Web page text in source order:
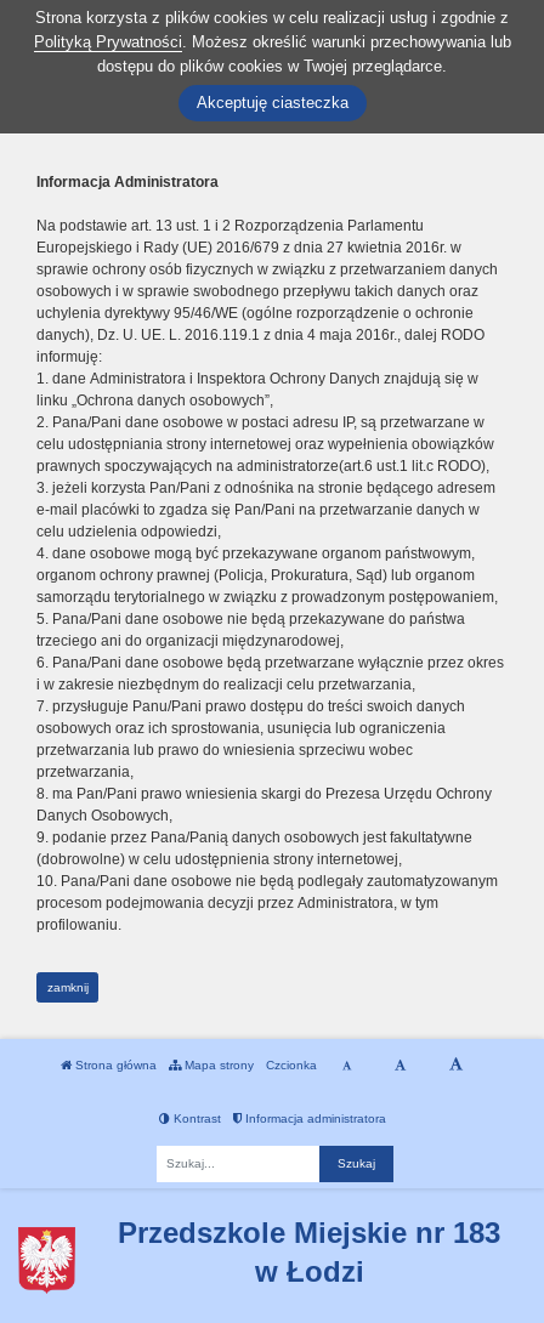
Strona korzysta z plików cookies w celu realizacji usług i zgodnie z
Polityką Prywatności. Możesz określić warunki przechowywania lub
dostępu do plików cookies w Twojej przeglądarce.
Akceptuję ciasteczka
Informacja Administratora
Na podstawie art. 13 ust. 1 i 2 Rozporządzenia Parlamentu
Europejskiego i Rady (UE) 2016/679 z dnia 27 kwietnia 2016r. w
sprawie ochrony osób fizycznych w związku z przetwarzaniem danych
osobowych i w sprawie swobodnego przepływu takich danych oraz
uchylenia dyrektywy 95/46/WE (ogólne rozporządzenie o ochronie
danych), Dz. U. UE. L. 2016.119.1 z dnia 4 maja 2016r., dalej RODO
informuję:
1. dane Administratora i Inspektora Ochrony Danych znajdują się w
linku „Ochrona danych osobowych”,
2. Pana/Pani dane osobowe w postaci adresu IP, są przetwarzane w
celu udostępniania strony internetowej oraz wypełnienia obowiązków
prawnych spoczywających na administratorze(art.6 ust.1 lit.c RODO),
3. jeżeli korzysta Pan/Pani z odnośnika na stronie będącego adresem
e-mail placówki to zgadza się Pan/Pani na przetwarzanie danych w
celu udzielenia odpowiedzi,
4. dane osobowe mogą być przekazywane organom państwowym,
organom ochrony prawnej (Policja, Prokuratura, Sąd) lub organom
samorządu terytorialnego w związku z prowadzonym postępowaniem,
5. Pana/Pani dane osobowe nie będą przekazywane do państwa
trzeciego ani do organizacji międzynarodowej,
6. Pana/Pani dane osobowe będą przetwarzane wyłącznie przez okres
i w zakresie niezbędnym do realizacji celu przetwarzania,
7. przysługuje Panu/Pani prawo dostępu do treści swoich danych
osobowych oraz ich sprostowania, usunięcia lub ograniczenia
przetwarzania lub prawo do wniesienia sprzeciwu wobec
przetwarzania,
8. ma Pan/Pani prawo wniesienia skargi do Prezesa Urzędu Ochrony
Danych Osobowych,
9. podanie przez Pana/Panią danych osobowych jest fakultatywne
(dobrowolne) w celu udostępnienia strony internetowej,
10. Pana/Pani dane osobowe nie będą podlegały zautomatyzowanym
procesom podejmowania decyzji przez Administratora, w tym
profilowaniu.
zamknij
Strona główna Mapa strony Czcionka
Kontrast Informacja administratora
Przedszkole Miejskie nr 183
w Łodzi